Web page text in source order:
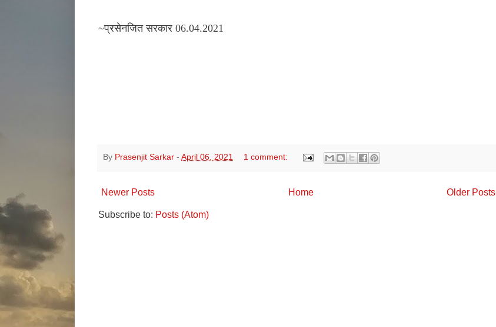
~प्रसेनजित सरकार 06.04.2021
By Prasenjit Sarkar - April 06, 2021 1 comment:
Newer Posts Older Posts
Home
Subscribe to: Posts (Atom)